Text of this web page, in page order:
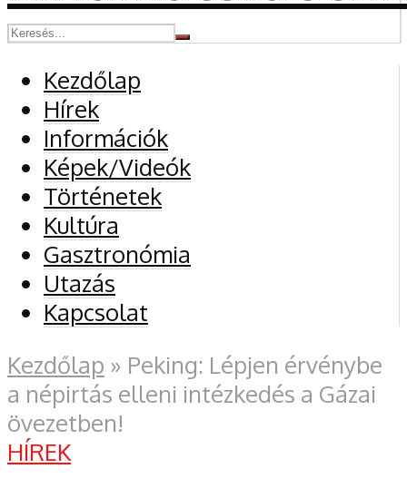
Kezdőlap
Hírek
Információk
Képek/Videók
Történetek
Kultúra
Gasztronómia
Utazás
Kapcsolat
Kezdőlap » Peking: Lépjen érvénybe
a népirtás elleni intézkedés a Gázai
övezetben!
HÍREK